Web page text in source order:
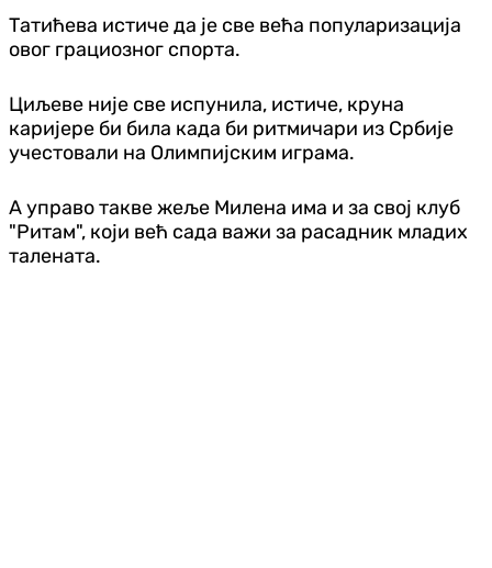
Татићева истиче да је све већа популаризација
овог грациозног спорта.
Циљеве није све испунила, истиче, круна
каријере би била када би ритмичари из Србије
учестовали на Олимпијским играма.
А управо такве жеље Милена има и за свој клуб
"Ритам", који већ сада важи за расадник младих
талената.